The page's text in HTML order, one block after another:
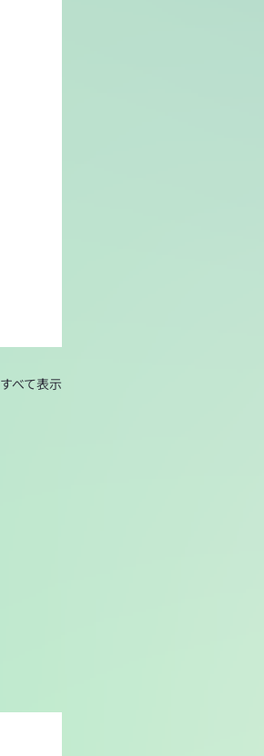
すべて表示